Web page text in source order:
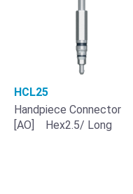
HCL25
Handpiece Connector
[AO] Hex2.5/ Long